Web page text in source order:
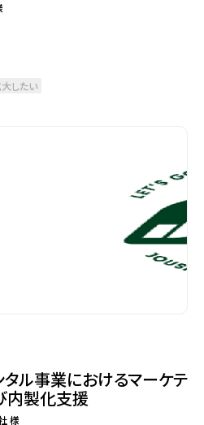
したい
ル事業におけるマーケテ
内製化支援
様